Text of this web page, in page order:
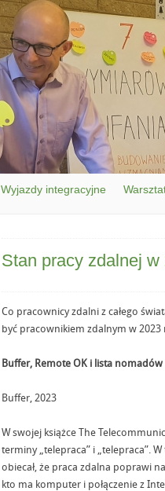
Wyjazdy integracyjne
Stan pracy zdalnej w
Co pracownicy zdalni z całego
być pracownikiem zdalnym w 2023
Buffer, Remote OK i lista nomadów
Buffer, 2023
W swojej książce The
terminy „telepraca” i „telepraca”.
obiecał, że praca zdalna poprawi
kto ma komputer i połączenie z